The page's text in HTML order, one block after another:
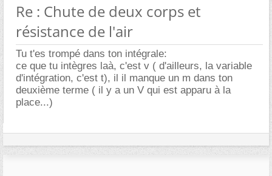
Re : Chute de deux corps et
résistance de l'air
Tu t'es trompé dans ton intégrale:
ce que tu intègres laà, c'est v ( d'ailleurs, la variable
d'intégration, c'est t), il il manque un m dans ton
deuxième terme ( il y a un V qui est apparu à la
place...)